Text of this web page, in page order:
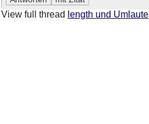
View full thread length und Umlaute